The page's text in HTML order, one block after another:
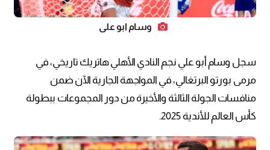
وسام ابو علي
سجل وسام أبو علي نجم النادي الأهلي هاتريك تاريخي، في
مرمى بورتو البرتغالي، في المواجهة الجارية الآن ضمن
منافسات الجولة الثالثة والأخيرة من دور المجموعات ببطولة
كأس العالم للأندية 2025.